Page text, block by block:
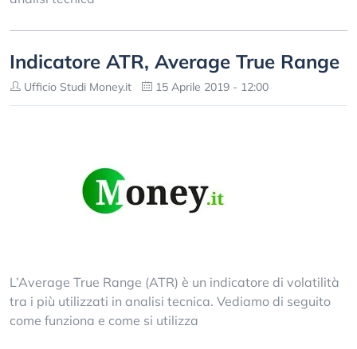
Indicatore ATR, Average True Range
Ufficio Studi Money.it 15 Aprile 2019 - 12:00
L’Average True Range (ATR) è un indicatore di volatilità
tra i più utilizzati in analisi tecnica. Vediamo di seguito
come funziona e come si utilizza